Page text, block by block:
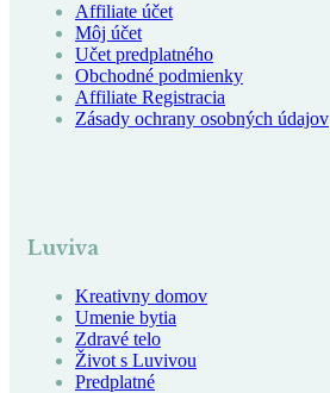
Affiliate účet
Môj účet
Učet predplatného
Obchodné podmienky
Affiliate Registracia
Zásady ochrany osobných údajov
Luviva
Kreativny domov
Umenie bytia
Zdravé telo
Život s Luvivou
Predplatné